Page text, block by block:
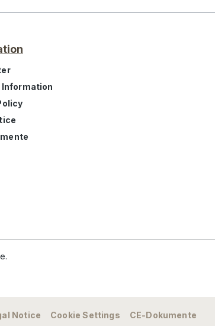
Information
Notice Cookie Settings CE-Dokumente